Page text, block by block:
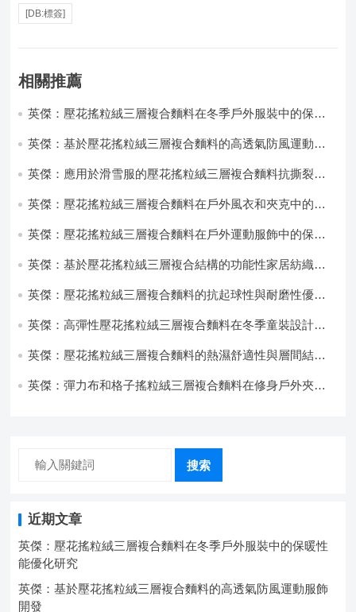
[DB:標簽]
相關推薦
英傑：壓花搖粒絨三層複合麵料在冬季戶外服裝中的保暖
英傑：基於壓花搖粒絨三層複合麵料的高透氣防風運動服
英傑：應用於滑雪服的壓花搖粒絨三層複合麵料抗撕裂與
英傑：壓花搖粒絨三層複合麵料在戶外風衣和夾克中的應
英傑：壓花搖粒絨三層複合麵料在戶外運動服飾中的保暖
英傑：基於壓花搖粒絨三層複合結構的功能性家居紡織品
英傑：壓花搖粒絨三層複合麵料的抗起球性與耐磨性優化
英傑：高彈性壓花搖粒絨三層複合麵料在冬季童裝設計中
英傑：壓花搖粒絨三層複合麵料的熱濕舒適性與層間結合
英傑：彈力布和格子搖粒絨三層複合麵料在修身戶外夾克
搜索
近期文章
英傑：壓花搖粒絨三層複合麵料在冬季戶外服裝中的保暖性
能優化研究
英傑：基於壓花搖粒絨三層複合麵料的高透氣防風運動服飾
開發